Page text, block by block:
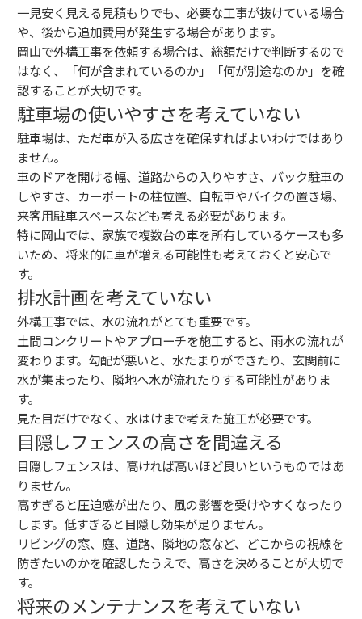
一見安く見える見積もりでも、必要な工事が抜けている場合
や、後から追加費用が発生する場合があります。
岡山で外構工事を依頼する場合は、総額だけで判断するので
はなく、「何が含まれているのか」「何が別途なのか」を確
認することが大切です。
駐車場の使いやすさを考えていない
駐車場は、ただ車が入る広さを確保すればよいわけではあり
ません。
車のドアを開ける幅、道路からの入りやすさ、バック駐車の
しやすさ、カーポートの柱位置、自転車やバイクの置き場、
来客用駐車スペースなども考える必要があります。
特に岡山では、家族で複数台の車を所有しているケースも多
いため、将来的に車が増える可能性も考えておくと安心で
す。
排水計画を考えていない
外構工事では、水の流れがとても重要です。
土間コンクリートやアプローチを施工すると、雨水の流れが
変わります。勾配が悪いと、水たまりができたり、玄関前に
水が集まったり、隣地へ水が流れたりする可能性がありま
す。
見た目だけでなく、水はけまで考えた施工が必要です。
目隠しフェンスの高さを間違える
目隠しフェンスは、高ければ高いほど良いというものではあ
りません。
高すぎると圧迫感が出たり、風の影響を受けやすくなったり
します。低すぎると目隠し効果が足りません。
リビングの窓、庭、道路、隣地の窓など、どこからの視線を
防ぎたいのかを確認したうえで、高さを決めることが大切で
す。
将来のメンテナンスを考えていない